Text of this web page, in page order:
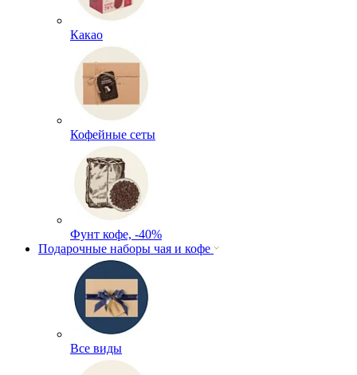
Какао
Кофейные сеты
Фунт кофе, -40%
Подарочные наборы чая и кофе
Все виды